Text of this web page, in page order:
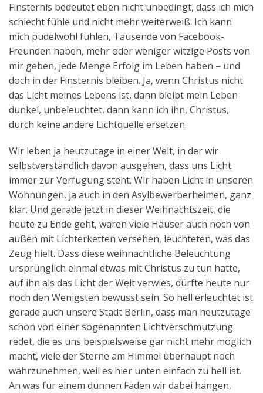
Finsternis bedeutet eben nicht unbedingt, dass ich mich
schlecht fühle und nicht mehr weiterweiß. Ich kann
mich pudelwohl fühlen, Tausende von Facebook-
Freunden haben, mehr oder weniger witzige Posts von
mir geben, jede Menge Erfolg im Leben haben – und
doch in der Finsternis bleiben. Ja, wenn Christus nicht
das Licht meines Lebens ist, dann bleibt mein Leben
dunkel, unbeleuchtet, dann kann ich ihn, Christus,
durch keine andere Lichtquelle ersetzen.
Wir leben ja heutzutage in einer Welt, in der wir
selbstverständlich davon ausgehen, dass uns Licht
immer zur Verfügung steht. Wir haben Licht in unseren
Wohnungen, ja auch in den Asylbewerberheimen, ganz
klar. Und gerade jetzt in dieser Weihnachtszeit, die
heute zu Ende geht, waren viele Häuser auch noch von
außen mit Lichterketten versehen, leuchteten, was das
Zeug hielt. Dass diese weihnachtliche Beleuchtung
ursprünglich einmal etwas mit Christus zu tun hatte,
auf ihn als das Licht der Welt verwies, dürfte heute nur
noch den Wenigsten bewusst sein. So hell erleuchtet ist
gerade auch unsere Stadt Berlin, dass man heutzutage
schon von einer sogenannten Lichtverschmutzung
redet, die es uns beispielsweise gar nicht mehr möglich
macht, viele der Sterne am Himmel überhaupt noch
wahrzunehmen, weil es hier unten einfach zu hell ist.
An was für einem dünnen Faden wir dabei hängen,